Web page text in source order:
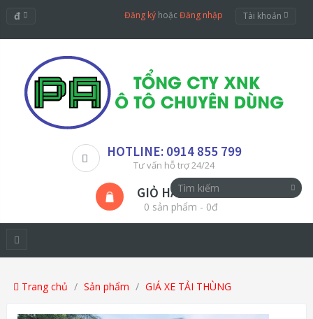
đ Đăng ký hoặcĐăng nhập Tài khoản
HOTLINE: 0914 855 799
Tư vấn hỗ trợ 24/24
GIỎ HÀNG
0 sản phẩm - 0đ
Trang chủ Sản phẩm GIÁ XE TẢI THÙNG